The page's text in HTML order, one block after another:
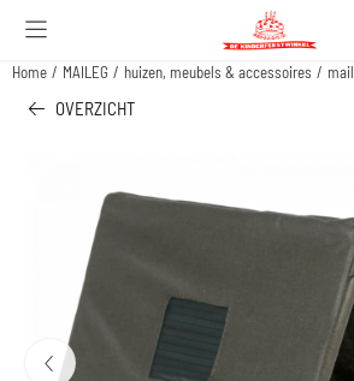
Cookievoorkeuren zijn beschikbaar. Kies
Home / MAILEG / huizen, meubels & accessoires /
OVERZICHT